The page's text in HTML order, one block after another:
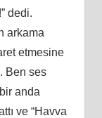
dedi.
arkama
etmesine
Ben ses
anda
ve “Havva